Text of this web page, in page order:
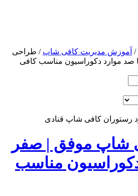
/ آموزش مدیریت کافی شاپ / طراحی
موارد دکوراسیون مناسب کافی
شاپ موفق‌ | صفر
مناسب